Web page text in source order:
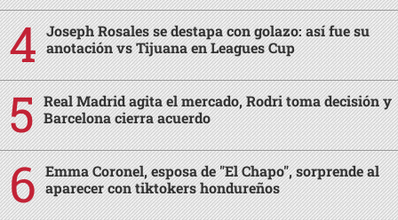
Joseph Rosales se destapa con golazo: así fue su
anotación vs Tijuana en Leagues Cup
Real Madrid agita el mercado, Rodri toma decisión y
Barcelona cierra acuerdo
Emma Coronel, esposa de "El Chapo", sorprende al
aparecer con tiktokers hondureños